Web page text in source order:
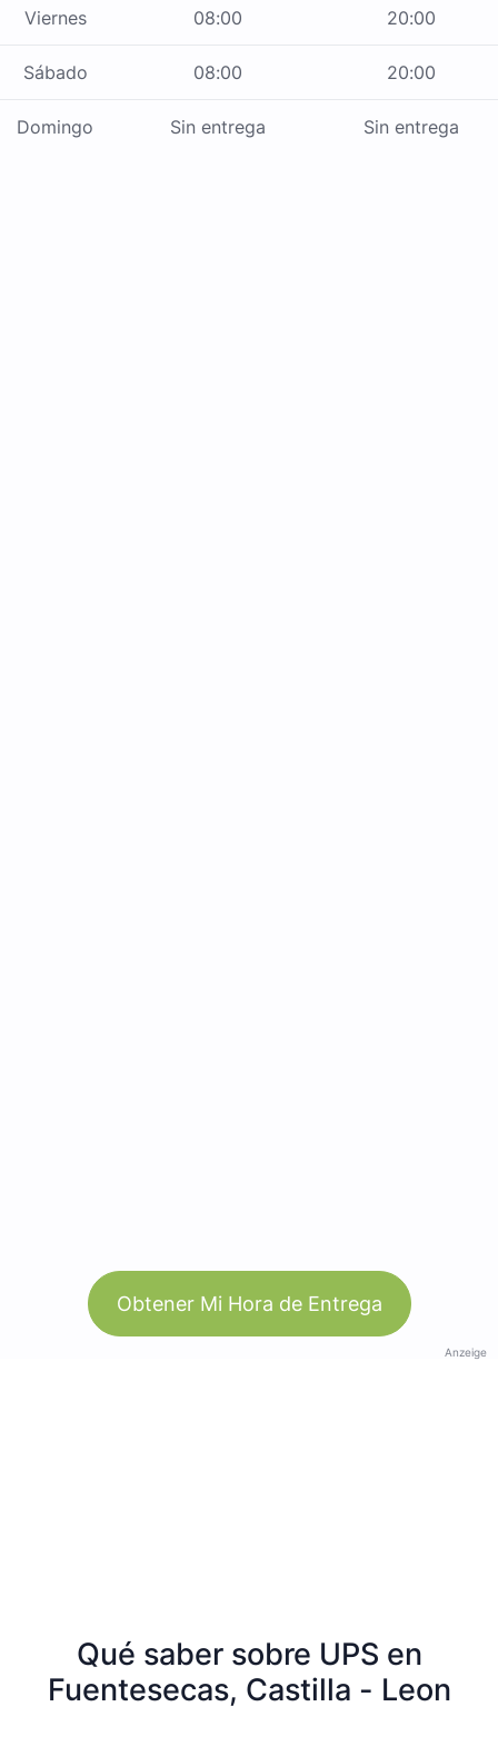
Viernes 08:00 20:00
Sábado 08:00 20:00
Domingo Sin entrega Sin entrega
Obtener Mi Hora de Entrega
Anzeige
Qué saber sobre UPS en
Fuentesecas, Castilla - Leon